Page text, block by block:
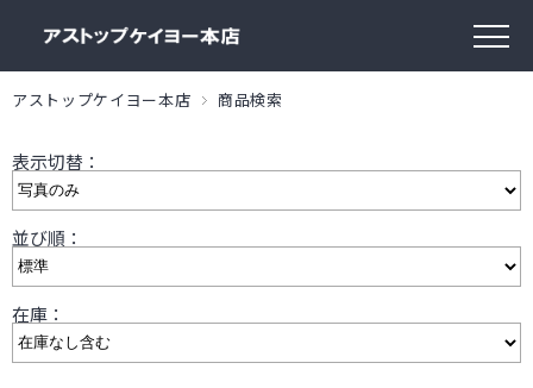
アストップケイヨー本店 商品検索
表示切替：
並び順：
在庫：